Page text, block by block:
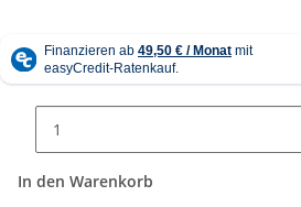
In den Warenkorb